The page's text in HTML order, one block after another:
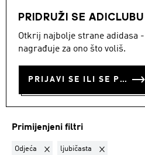
PRIDRUŽI SE
Otkrij najbolje strane adidasa
nagrađuje za ono što voliš.
PRIJAVI SE ILI SE PRIDRUŽI SADA
DJECA Djevojcice Odjeća
ODJEĆA ·
ODJEĆA ZA
Filtriraj
Primijenjeni filtri
Odjeća Ukloni filter Trenutno filtrirano
ljubičasta Ukloni filter